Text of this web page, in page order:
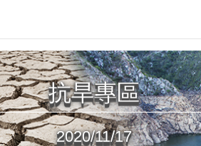
抗旱專區
2020/11/17